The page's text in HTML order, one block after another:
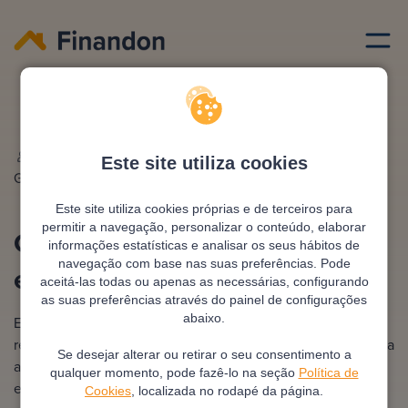
Este site utiliza cookies
Este site utiliza cookies próprias e de terceiros para
permitir a navegação, personalizar o conteúdo, elaborar
informações estatísticas e analisar os seus hábitos de
navegação com base nas suas preferências. Pode
aceitá-las todas ou apenas as necessárias, configurando
as suas preferências através do painel de configurações
abaixo.
Se desejar alterar ou retirar o seu consentimento a
qualquer momento, pode fazê-lo na seção Política de
Cookies, localizada no rodapé da página.
Emprestimo habitacao
Calculadora amortizacao emprestimo habitacao
Ana
Gonzalez
Editado e revisto por
Calculadora amortização
empréstimo habitação
Esta ferramenta online é utilizada para projetar os
resultados de fazer um pagamento extra no seu crédito para
a compra de casa, permitindo ver quanto dinheiro poupará
em juros ao longo do tempo. O simulador ajuda a entender